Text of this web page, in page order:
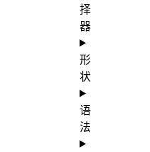
择
器
形
状
语
法